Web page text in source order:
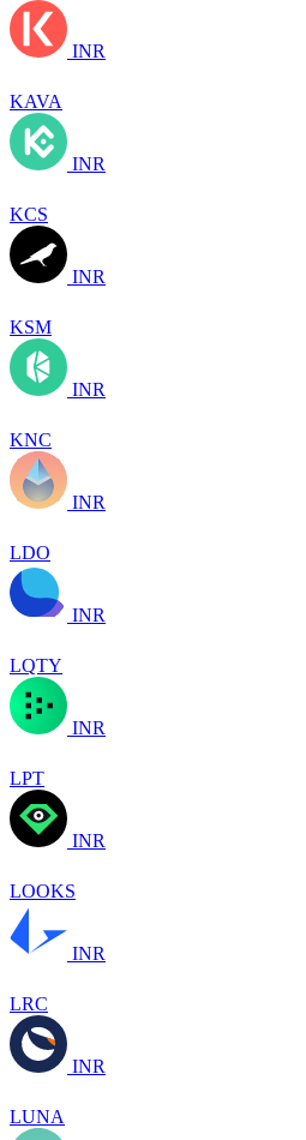
INR
KAVA
INR
KCS
INR
KSM
INR
KNC
INR
LDO
INR
LQTY
INR
LPT
INR
LOOKS
INR
LRC
INR
LUNA